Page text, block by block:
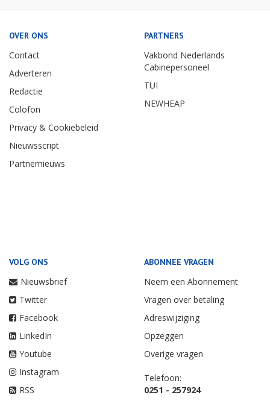
OVER ONS
Contact
Adverteren
Redactie
Colofon
Privacy & Cookiebeleid
Nieuwsscript
Partnernieuws
PARTNERS
Vakbond Nederlands
Cabinepersoneel
TUI
NEWHEAP
VOLG ONS
Nieuwsbrief
Twitter
Facebook
LinkedIn
Youtube
Instagram
RSS
ABONNEE VRAGEN
Neem een Abonnement
Vragen over betaling
Adreswijziging
Opzeggen
Overige vragen
Telefoon:
0251 - 257924